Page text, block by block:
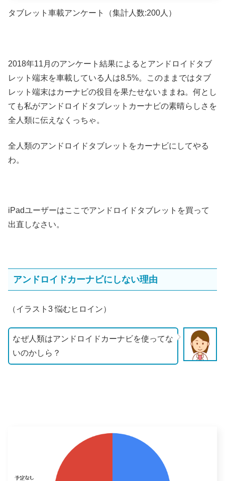
タブレット車載アンケート（集計人数:200人）
2018年11月のアンケート結果によるとアンドロイドタブ
レット端末を車載している人は8.5%。このままではタブ
レット端末はカーナビの役目を果たせないままね。何とし
ても私がアンドロイドタブレットカーナビの素晴らしさを
全人類に伝えなくっちゃ。
全人類のアンドロイドタブレットをカーナビにしてやる
わ。
iPadユーザーはここでアンドロイドタブレットを買って
出直しなさい。
アンドロイドカーナビにしない理由
（イラスト3 悩むヒロイン）
なぜ人類はアンドロイドカーナビを使ってな
いのかしら？